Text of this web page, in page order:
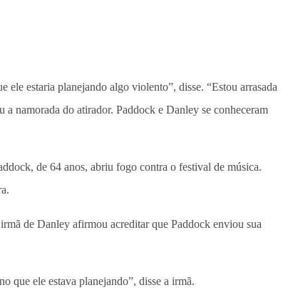
estaria planejando algo violento”, disse. “Estou arrasada
a namorada do atirador. Paddock e Danley se conheceram
de 64 anos, abriu fogo contra o festival de música.
de Danley afirmou acreditar que Paddock enviou sua
que ele estava planejando”, disse a irmã.